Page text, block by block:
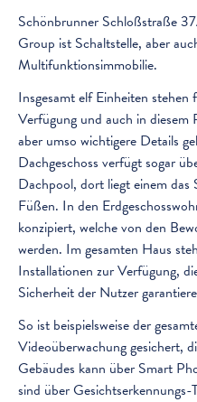
Schönbrunner Schloßstraße
Group ist Schaltstelle, aber
Multifunktionsimmobilie.
Insgesamt elf Einheiten
Verfügung und auch in diesem
aber umso wichtigere Details
Dachgeschoss verfügt sogar
Dachpool, dort liegt einem das
Füßen. In den
konzipiert, welche von den
werden. Im gesamten Haus
Installationen zur Verfügung,
Sicherheit der Nutzer
So ist beispielsweise der
Videoüberwachung gesichert,
Gebäudes kann über Smart
sind über Gesichtserkennungs-